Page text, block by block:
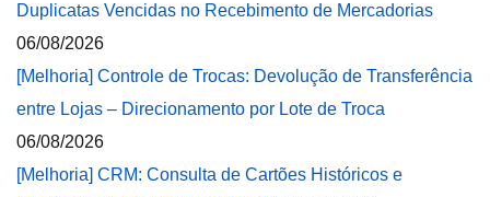
Duplicatas Vencidas no Recebimento de Mercadorias
06/08/2026
[Melhoria] Controle de Trocas: Devolução de Transferência
entre Lojas – Direcionamento por Lote de Troca
06/08/2026
[Melhoria] CRM: Consulta de Cartões Históricos e